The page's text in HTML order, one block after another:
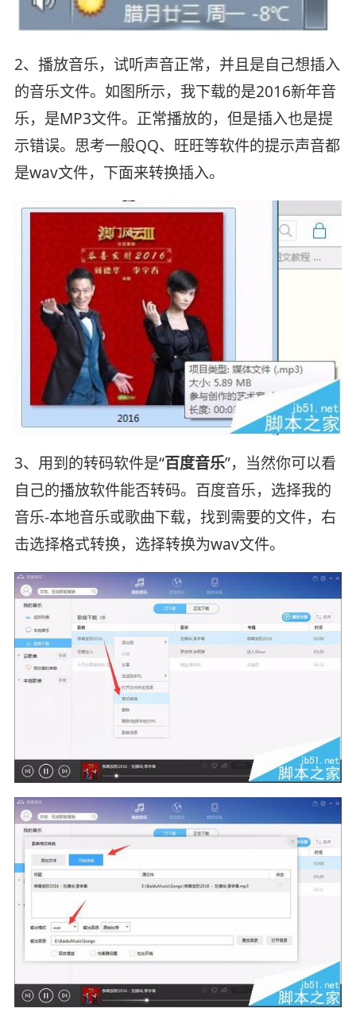
2、播放音乐，试听声音正常，并且是自己想插入
的音乐文件。如图所示，我下载的是2016新年音
乐，是MP3文件。正常播放的，但是插入也是提
示错误。思考一般QQ、旺旺等软件的提示声音都
是wav文件，下面来转换插入。
3、用到的转码软件是“百度音乐”，当然你可以看
自己的播放软件能否转码。百度音乐，选择我的
音乐-本地音乐或歌曲下载，找到需要的文件，右
击选择格式转换，选择转换为wav文件。